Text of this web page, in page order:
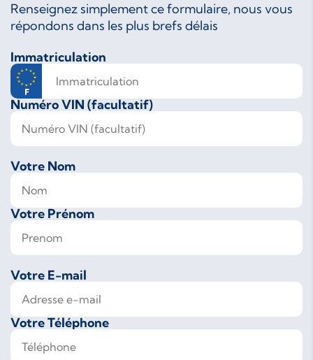
Renseignez simplement ce formulaire, nous vous
répondons dans les plus brefs délais
Immatriculation
Numéro VIN (facultatif)
Votre Nom
Votre Prénom
Votre E-mail
Votre Téléphone